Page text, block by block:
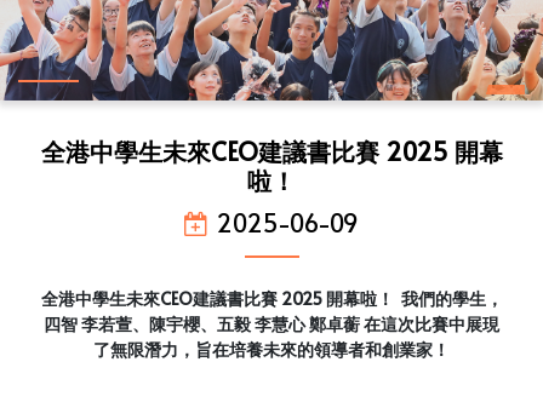
全港中學生未來CEO建議書比賽 2025 開幕
啦！
2025-06-09
全港中學生未來CEO建議書比賽 2025 開幕啦！ 我們的學生，
四智 李若萱、陳宇櫻、五毅 李慧心 鄭卓蘅 在這次比賽中展現
了無限潛力，旨在培養未來的領導者和創業家！